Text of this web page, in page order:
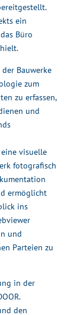
ein
Büro
Bauwerke
zum
zu erfassen,
und
visuelle
fotografisch
ermöglicht
ins
und
Parteien zu
in der
den